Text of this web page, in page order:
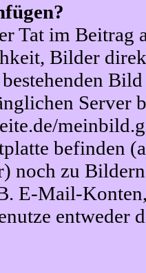
Tat im Beitrag
Bilder
Server
befinden
noch zu
E-Mail-